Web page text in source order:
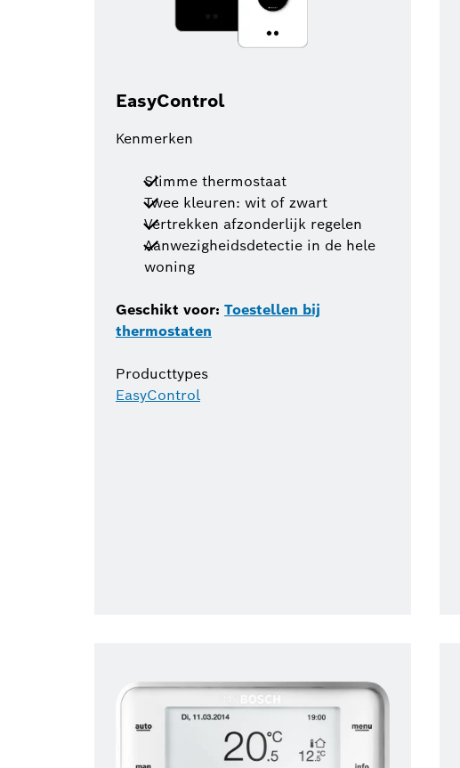
EasyControl
Kenmerken
Slimme thermostaat
Twee kleuren: wit of zwart
Vertrekken afzonderlijk regelen
Aanwezigheidsdetectie in de hele
woning
Geschikt voor: Toestellen bij
thermostaten
Producttypes
EasyControl